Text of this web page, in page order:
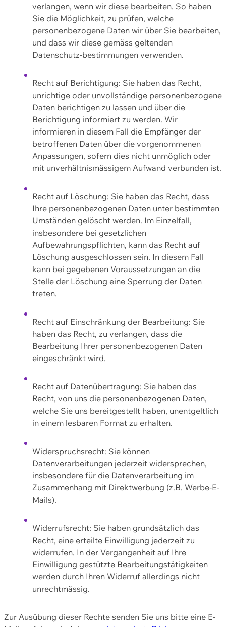
verlangen, wenn wir diese bearbeiten. So haben
Sie die Möglichkeit, zu prüfen, welche
personenbezogene Daten wir über Sie bearbeiten,
und dass wir diese gemäss geltenden
Datenschutz-bestimmungen verwenden.
Recht auf Berichtigung: Sie haben das Recht,
unrichtige oder unvollständige personenbezogene
Daten berichtigen zu lassen und über die
Berichtigung informiert zu werden. Wir
informieren in diesem Fall die Empfänger der
betroffenen Daten über die vorgenommenen
Anpassungen, sofern dies nicht unmöglich oder
mit unverhältnismässigem Aufwand verbunden ist.
Recht auf Löschung: Sie haben das Recht, dass
Ihre personenbezogenen Daten unter bestimmten
Umständen gelöscht werden. Im Einzelfall,
insbesondere bei gesetzlichen
Aufbewahrungspflichten, kann das Recht auf
Löschung ausgeschlossen sein. In diesem Fall
kann bei gegebenen Voraussetzungen an die
Stelle der Löschung eine Sperrung der Daten
treten.
Recht auf Einschränkung der Bearbeitung: Sie
haben das Recht, zu verlangen, dass die
Bearbeitung Ihrer personenbezogenen Daten
eingeschränkt wird.
Recht auf Datenübertragung: Sie haben das
Recht, von uns die personenbezogenen Daten,
welche Sie uns bereitgestellt haben, unentgeltlich
in einem lesbaren Format zu erhalten.
Widerspruchsrecht: Sie können
Datenverarbeitungen jederzeit widersprechen,
insbesondere für die Datenverarbeitung im
Zusammenhang mit Direktwerbung (z.B. Werbe-E-
Mails).
Widerrufsrecht: Sie haben grundsätzlich das
Recht, eine erteilte Einwilligung jederzeit zu
widerrufen. In der Vergangenheit auf Ihre
Einwilligung gestützte Bearbeitungstätigkeiten
werden durch Ihren Widerruf allerdings nicht
unrechtmässig.
Zur Ausübung dieser Rechte senden Sie uns bitte eine E-